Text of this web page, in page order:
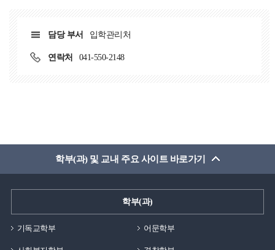
때문에 아침 시간에 더 많은 수면을 취할 수 있어 전반적인
됩니다.또한 애매한 공강 시간에도 외부 카페나 도서관을
활용할 수 있게 됩니다. 4. 기숙사 내 다양한 편의 및 학업
활동을 해결할 수 있도록 다채로운 복지 및 편의시설이
완성도 있게 갖춰져 있습니다.대표적으로 건강 관리를
위해 고가의 회원권을 끊지 않고도 언제든 이용할 수 있는
9실로 운영되고 있습니다.해당 객실은 1인실 형태로
3층부터 11층까지 각 층 46호에 위치하고 있고, 생활관
있습니다.중앙휴게실은 휴식과 소통을 위한 공용 공간으로
쓰레기통 등이 비치되어 있어 간단한 식사나 음료를
이용하기에도 편리합니다.층별로 운영되고 있어 이동 부담
없이 이용할 수 있다는 점도 장점입니다.학업 중 잠시
담당 부서 입학관리처
연락처 041-550-2148
학부(과) 및 교내 주요 사이트 바로가기
학부(과)
기독교학부 어문학부